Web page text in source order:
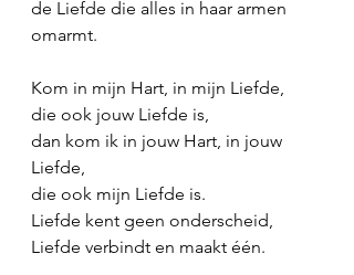
de Liefde die alles in haar armen
omarmt.
Kom in mijn Hart, in mijn Liefde,
die ook jouw Liefde is,
dan kom ik in jouw Hart, in jouw
Liefde,
die ook mijn Liefde is.
Liefde kent geen onderscheid,
Liefde verbindt en maakt één.